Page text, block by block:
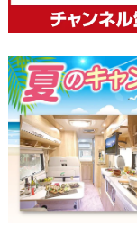
ー
シ
ョ
ン